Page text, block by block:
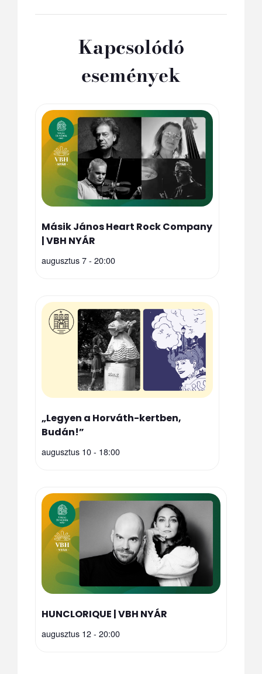
Kapcsolódó
események
Másik János Heart Rock Company
| VBH NYÁR
augusztus 7 - 20:00
„Legyen a Horváth-kertben,
Budán!”
augusztus 10 - 18:00
HUNCLORIQUE | VBH NYÁR
augusztus 12 - 20:00